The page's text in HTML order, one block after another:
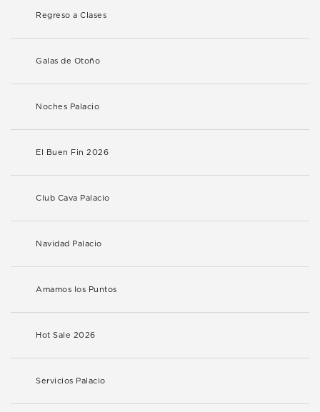
Regreso a Clases
Galas de Otoño
Noches Palacio
El Buen Fin 2026
Club Cava Palacio
Navidad Palacio
Amamos los Puntos
Hot Sale 2026
Servicios Palacio